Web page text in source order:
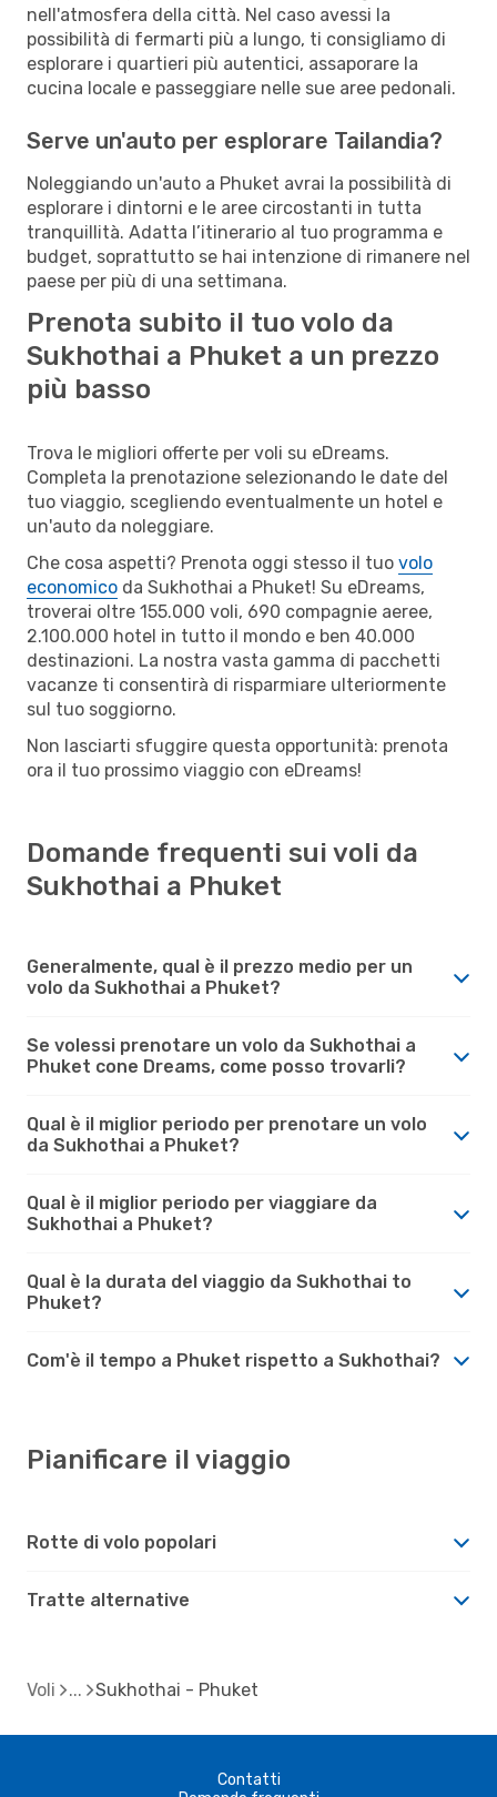
nell'atmosfera della città. Nel caso avessi la
possibilità di fermarti più a lungo, ti consigliamo di
esplorare i quartieri più autentici, assaporare la
cucina locale e passeggiare nelle sue aree pedonali.
Serve un'auto per esplorare Tailandia?
Noleggiando un'auto a Phuket avrai la possibilità di
esplorare i dintorni e le aree circostanti in tutta
tranquillità. Adatta l’itinerario al tuo programma e
budget, soprattutto se hai intenzione di rimanere nel
paese per più di una settimana.
Prenota subito il tuo volo da
Sukhothai a Phuket a un prezzo
più basso
Trova le migliori offerte per voli su eDreams.
Completa la prenotazione selezionando le date del
tuo viaggio, scegliendo eventualmente un hotel e
un'auto da noleggiare.
Che cosa aspetti? Prenota oggi stesso il tuo volo
economico da Sukhothai a Phuket! Su eDreams,
troverai oltre 155.000 voli, 690 compagnie aeree,
2.100.000 hotel in tutto il mondo e ben 40.000
destinazioni. La nostra vasta gamma di pacchetti
vacanze ti consentirà di risparmiare ulteriormente
sul tuo soggiorno.
Non lasciarti sfuggire questa opportunità: prenota
ora il tuo prossimo viaggio con eDreams!
Domande frequenti sui voli da
Sukhothai a Phuket
Generalmente, qual è il prezzo medio per un
volo da Sukhothai a Phuket?
Se volessi prenotare un volo da Sukhothai a
Phuket cone Dreams, come posso trovarli?
Qual è il miglior periodo per prenotare un volo
da Sukhothai a Phuket?
Qual è il miglior periodo per viaggiare da
Sukhothai a Phuket?
Qual è la durata del viaggio da Sukhothai to
Phuket?
Com'è il tempo a Phuket rispetto a Sukhothai?
Pianificare il viaggio
Rotte di volo popolari
Tratte alternative
Voli Sukhothai - Phuket
Contatti